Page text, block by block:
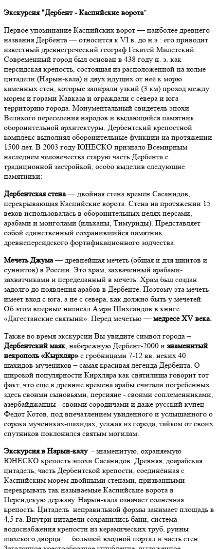
Экскурсия "Дербент - Каспийские ворота".
Первое упоминание Каспийских ворот — наиболее древнего
названия Дербента — относится к VI в. до н.э.: его приводит
известный древнегреческий географ Гекатей Милетский.
Современный город был основан в 438 году н. э. как
персидская крепость, состоящая из расположенной на холме
цитадели (Нарын-кала) и двух идущих от неё к морю
каменных стен, которые запирали узкий (3 км) проход между
морем и горами Кавказа и ограждали с севера и юга
территорию города. Монументальный свидетель эпохи
Великого переселения народов и выдающийся памятник
оборонительной архитектуры, Дербентский крепостной
комплекс выполнял оборонительные функции на протяжении
1500 лет. В 2003 году ЮНЕСКО признало Всемирным
наследием человечества старую часть Дербента с
традиционной застройкой, особо выделив следующие
памятники:
Дербентская стена— двойная стена времён Сасанидов,
перекрывающая Каспийские ворота. Стена на протяжении 15
веков использовалась в оборонительных целях персами,
арабами и монголами (ильханы, Тимуриды). Представляет
собой единственный сохранившийся памятник
древнеперсидского фортификационного зодчества.
Мечеть Джума— древнейшая мечеть (общая и для шиитов и
суннитов) в России. Это храм, захваченный арабами-
захватчиками и переделанный в мечеть. Храм был создан
задолго до появления арабов в Дербенте. Поэтому эта мечеть
имеет вход с юга, а не с севера, как должно быть у мечетей.
Об этом впервые написал Амри Шихсаидов в книге
«Дагестанские святыни». Перед мечетью —медресе XV века.
Также во время экскурсии Вы увидите символ города –
Дербентский маяк, набережную Дербент-2000 и знаменитый
некрополь «Кырхляр» с гробницами 7-12 вв. неких 40
шахидов-мучеников – самая красивая легенда Дербента. О
широкой популярности Кирхляра как святилища говорит тот
факт, что еще в древние времена арабы считали погребенных
здесь своими сыновьями, персияне - своими соплеменниками,
азербайджанцы - своими сородичами и даже русский купец
Федот Котов, под впечатлением увиденного и услышанного о
сорока мучениках-шахидах, уезжая из города, тайком от своих
спутников поклонился святым могилам.
Экскурсия в Нарын-калу - знаменитую, охраняемую
ЮНЕСКО крепость эпохи Сасанидов. Древняя, доарабская
цитадель, часть Дербентской крепости, соединённая с
Каспийским морем двойными стенами, призванными
перекрывать так называемые Каспийские ворота в
Персидскую державу. Нарын-кала означает солнечная
крепость. Цитадель неправильной формы занимает площадь в
4,5 га. Внутри цитадели сохранились бани, система
водоснабжения крепости из керамических труб, руины
шахского дворца — большой входной портал и часть стен.